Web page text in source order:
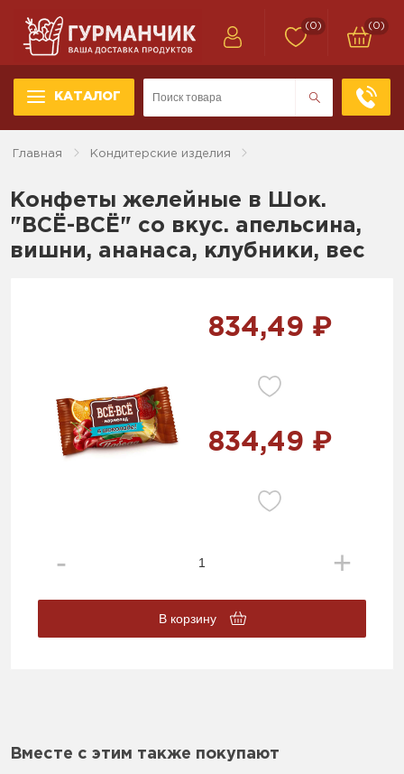
КАТАЛОГ
(0) (0)
Главная Кондитерские изделия
Конфеты желейные в Шок.
"ВСЁ-ВСЁ" со вкус. апельсина,
вишни, ананаса, клубники, вес
834,49 ₽
834,49 ₽
В корзину
Вместе с этим также покупают